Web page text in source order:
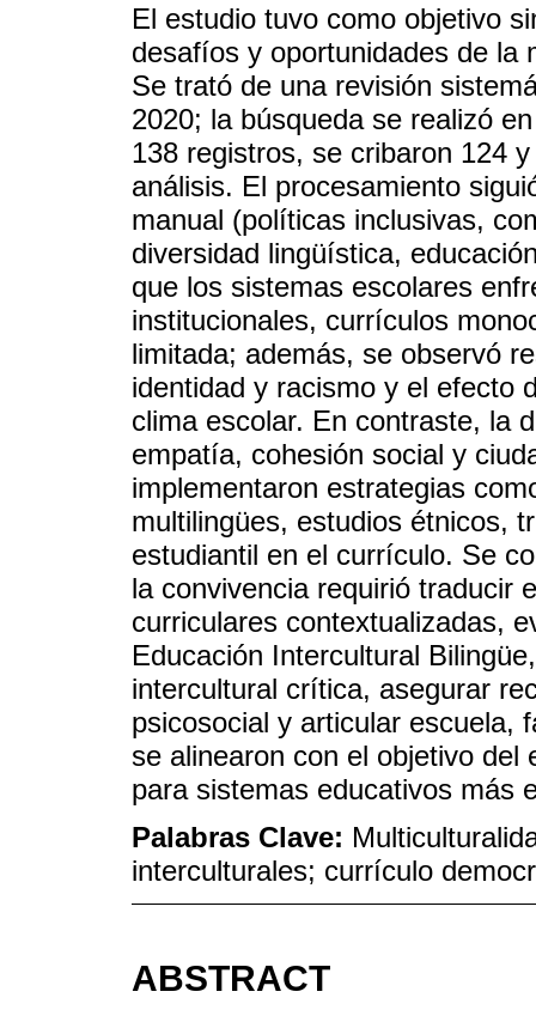
El estudio tuvo como objetivo
desafíos y oportunidades de la
Se trató de una revisión
2020; la búsqueda se realizó
138 registros, se cribaron 124
análisis. El procesamiento
manual (políticas inclusivas,
diversidad lingüística,
que los sistemas escolares
institucionales, currículos
limitada; además, se observó
identidad y racismo y el efecto
clima escolar. En contraste, la
empatía, cohesión social y
implementaron estrategias
multilingües, estudios étnicos,
estudiantil en el currículo. Se
la convivencia requirió traducir
curriculares contextualizadas,
Educación Intercultural
intercultural crítica, asegurar
psicosocial y articular escuela,
se alinearon con el objetivo del
para sistemas educativos más
Palabras Clave:
interculturales; currículo
ABSTRACT